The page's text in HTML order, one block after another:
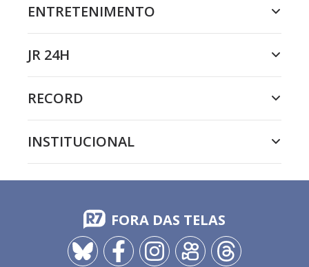
ENTRETENIMENTO
JR 24H
RECORD
INSTITUCIONAL
FORA DAS TELAS